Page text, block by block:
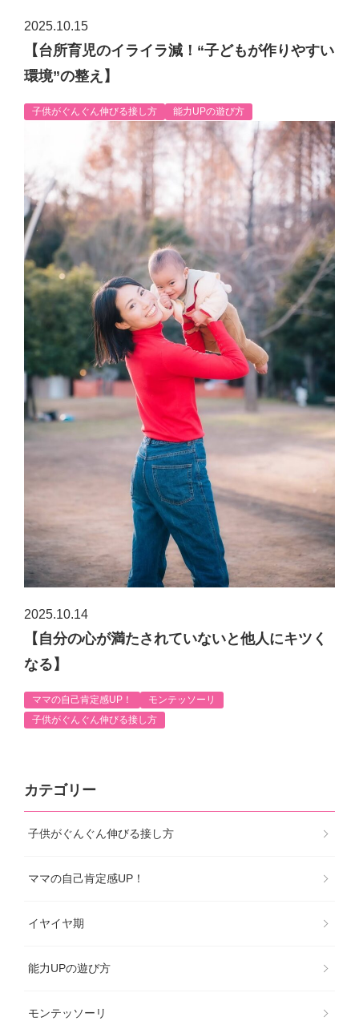
2025.10.15
【台所育児のイライラ減！“子どもが作りやすい
環境”の整え】
子供がぐんぐん伸びる接し方 能力UPの遊び方
2025.10.14
【自分の心が満たされていないと他人にキツく
なる】
ママの自己肯定感UP！
モンテッソーリ
子供がぐんぐん伸びる接し方
カテゴリー
子供がぐんぐん伸びる接し方
ママの自己肯定感UP！
イヤイヤ期
能力UPの遊び方
モンテッソーリ